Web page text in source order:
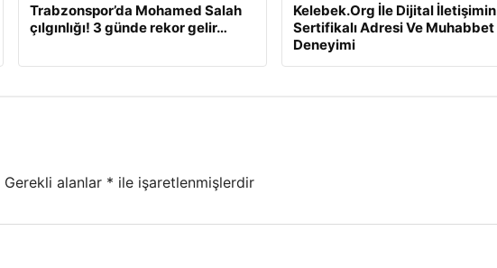
Trabzonspor’da Mohamed Salah
çılgınlığı! 3 günde rekor gelir…
Kelebek.Org İle Dijital İletişimin
Sertifikalı Adresi Ve Muhabbet
Deneyimi
Gerekli alanlar * ile işaretlenmişlerdir